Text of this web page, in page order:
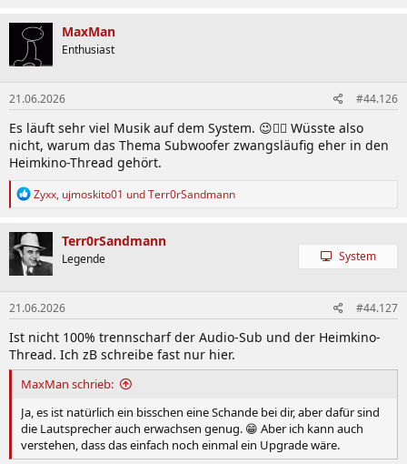
MaxMan
Enthusiast
21.06.2026 #44.126
Es läuft sehr viel Musik auf dem System. 😉🤷‍♂️ Wüsste also
nicht, warum das Thema Subwoofer zwangsläufig eher in den
Heimkino-Thread gehört.
R
k
t
i
o
n
e
n
:
Zyxx, ujmoskito01 undTerr0rSandmann
Terr0rSandmann
Legende System
21.06.2026 #44.127
Ist nicht 100% trennscharf der Audio-Sub und der Heimkino-
Thread. Ich zB schreibe fast nur hier.
MaxMan schrieb:
Ja, es ist natürlich ein bisschen eine Schande bei dir, aber dafür sind
die Lautsprecher auch erwachsen genug. 😁 Aber ich kann auch
verstehen, dass das einfach noch einmal ein Upgrade wäre.